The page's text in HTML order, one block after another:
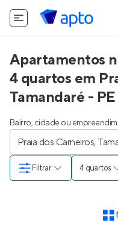
Apartamentos
4 quartos em
Tamandaré - PE
Bairro, cidade ou
4 quartos
Filtrar